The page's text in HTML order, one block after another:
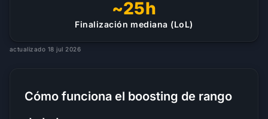
~25h
Finalización mediana (LoL)
actualizado 18 jul 2026
Cómo funciona el boosting de rango